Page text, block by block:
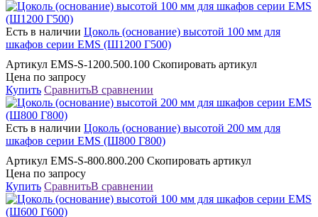
Есть в наличии Цоколь (основание) высотой 100 мм для
шкафов серии EMS (Ш1200 Г500)
Артикул EMS-S-1200.500.100 Скопировать артикул
Цена по запросу
Купить СравнитьВ сравнении
Есть в наличии Цоколь (основание) высотой 200 мм для
шкафов серии EMS (Ш800 Г800)
Артикул EMS-S-800.800.200 Скопировать артикул
Цена по запросу
Купить СравнитьВ сравнении